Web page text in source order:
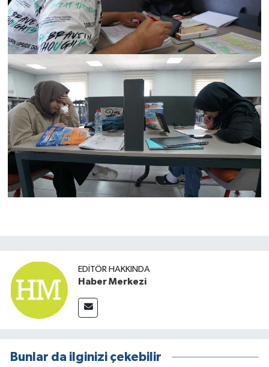
EDITÖR HAKKINDA
Haber Merkezi
Bunlar da ilginizi çekebilir